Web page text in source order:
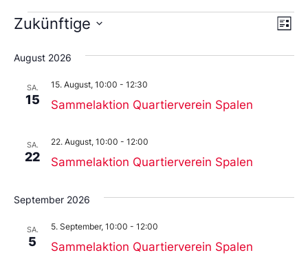
Liste
Zukünftige
Sie
das
aus.
August 2026
SA.
15 Sammelaktion Quartierverein Spalen
15. August, 10:00 - 12:30
SA.
22 Sammelaktion Quartierverein Spalen
22. August, 10:00 - 12:00
September 2026
SA.
5 Sammelaktion Quartierverein Spalen
5. September, 10:00 - 12:00